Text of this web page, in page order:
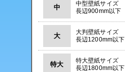
中
中型壁紙サイズ
長辺900mm以下
大
大判壁紙サイズ
長辺1200mm以下
特大
特大壁紙サイズ
長辺1800mm以下